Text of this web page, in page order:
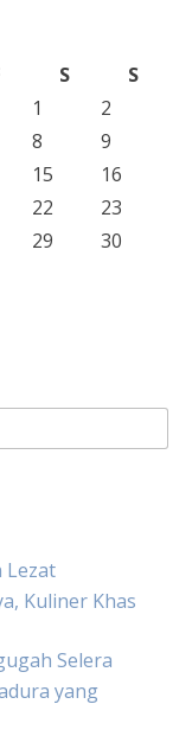
S
S
1
2
8
9
15
16
22
23
29
30
Lezat
Kuliner Khas
Selera
yang